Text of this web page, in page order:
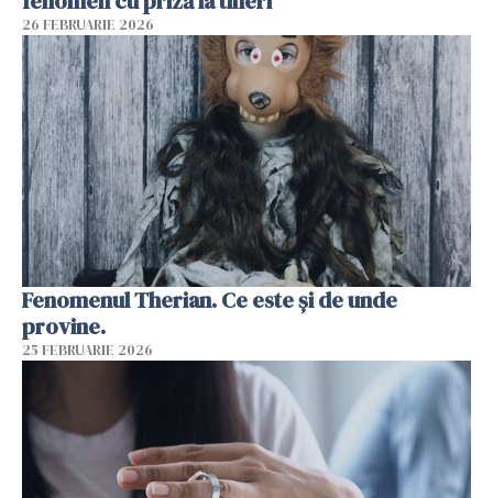
26 FEBRUARIE 2026
Fenomenul Therian. Ce este și de unde
provine.
25 FEBRUARIE 2026